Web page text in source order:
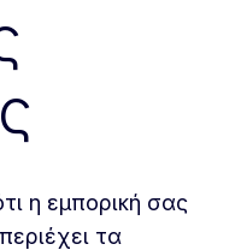
η εμπορική σας
τα